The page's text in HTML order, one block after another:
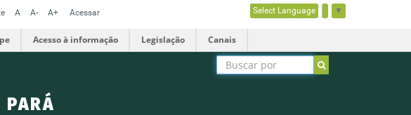
A A- A+ Acessar Select Language ▼
Acesso à informação Legislação Canais
PARÁ